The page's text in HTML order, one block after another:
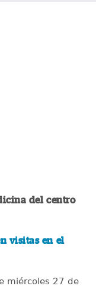
del centro
visitas en el
miércoles 27 de